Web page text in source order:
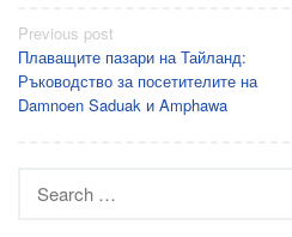
Post
navigation
Previous post
Плаващите пазари на Тайланд:
Ръководство за посетителите на
Damnoen Saduak и Amphawa
for: